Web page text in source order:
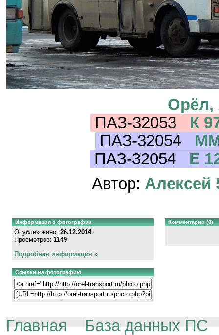
Орёл,
ПАЗ-32053
К
ПАЗ-32054
ПАЗ-32054
Е
Автор: Алексей
Информация о фотографии
Опубликовано: 26.12.2014
Просмотров: 1149
Подробная информация »
Ссылки на фотографию
Комментарии (0)
Главная База данных ПС